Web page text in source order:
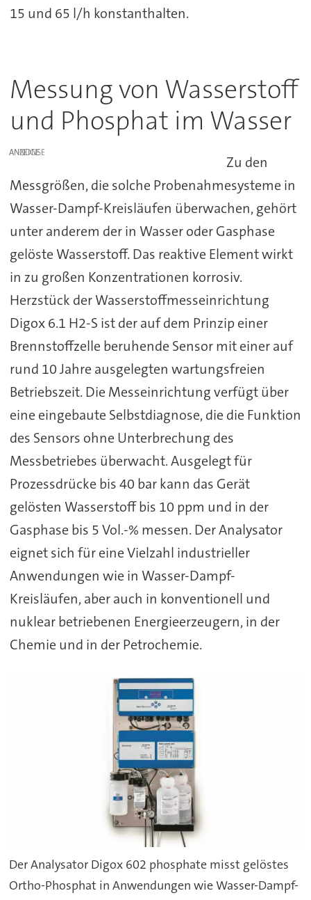
15 und 65 l/h konstanthalten.
Messung von Wasserstoff
und Phosphat im Wasser
ANZEIGE
Zu den
Messgrößen, die solche Probenahmesysteme in
Wasser-Dampf-Kreisläufen überwachen, gehört
unter anderem der in Wasser oder Gasphase
gelöste Wasserstoff. Das reaktive Element wirkt
in zu großen Konzentrationen korrosiv.
Herzstück der Wasserstoffmesseinrichtung
Digox 6.1 H2-S ist der auf dem Prinzip einer
Brennstoffzelle beruhende Sensor mit einer auf
rund 10 Jahre ausgelegten wartungsfreien
Betriebszeit. Die Messeinrichtung verfügt über
eine eingebaute Selbstdiagnose, die die Funktion
des Sensors ohne Unterbrechung des
Messbetriebes überwacht. Ausgelegt für
Prozessdrücke bis 40 bar kann das Gerät
gelösten Wasserstoff bis 10 ppm und in der
Gasphase bis 5 Vol.-% messen. Der Analysator
eignet sich für eine Vielzahl industrieller
Anwendungen wie in Wasser-Dampf-
Kreisläufen, aber auch in konventionell und
nuklear betriebenen Energieerzeugern, in der
Chemie und in der Petrochemie.
Der Analysator Digox 602 phosphate misst gelöstes
Ortho-Phosphat in Anwendungen wie Wasser-Dampf-